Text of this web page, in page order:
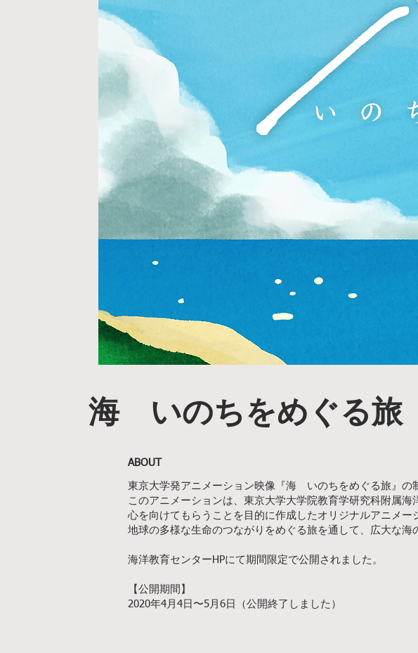
海 いのちをめぐる旅
ABOUT
東京大学発アニメーション映像『海 いのちをめぐる旅』の
このアニメーションは、東京大学大学院教育学研究科附属
心を向けてもらうことを目的に作成したオリジナルアニメー
地球の多様な生命のつながりをめぐる旅を通して、広大な
海洋教育センターHPにて期間限定で公開されました。
【公開期間】
2020年4月4日〜5月6日（公開終了しました）